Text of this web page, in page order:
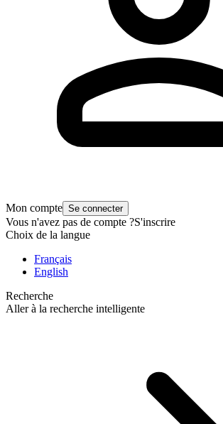
Mon compte Se connecter
Vous n'avez pas de compte ?S'inscrire
Choix de la langue
Français
English
Recherche
Aller à la recherche intelligente